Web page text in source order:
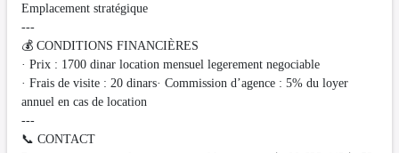
Emplacement stratégique
---
💰 CONDITIONS FINANCIÈRES
· Prix : 1700 dinar location mensuel legerement negociable
· Frais de visite : 20 dinars· Commission d’agence : 5% du loyer
annuel en cas de location
---
📞 CONTACT